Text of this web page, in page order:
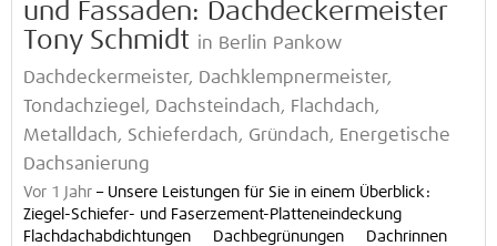
und Fassaden: Dachdeckermeister
Tony Schmidt in Berlin Pankow
Dachdeckermeister, Dachklempnermeister,
Tondachziegel, Dachsteindach, Flachdach,
Metalldach, Schieferdach, Gründach, Energetische
Dachsanierung
Vor 1 Jahr – Unsere Leistungen für Sie in einem Überblick:
Ziegel-Schiefer- und Faserzement-Platteneindeckung
Flachdachabdichtungen Dachbegrünungen Dachrinnen